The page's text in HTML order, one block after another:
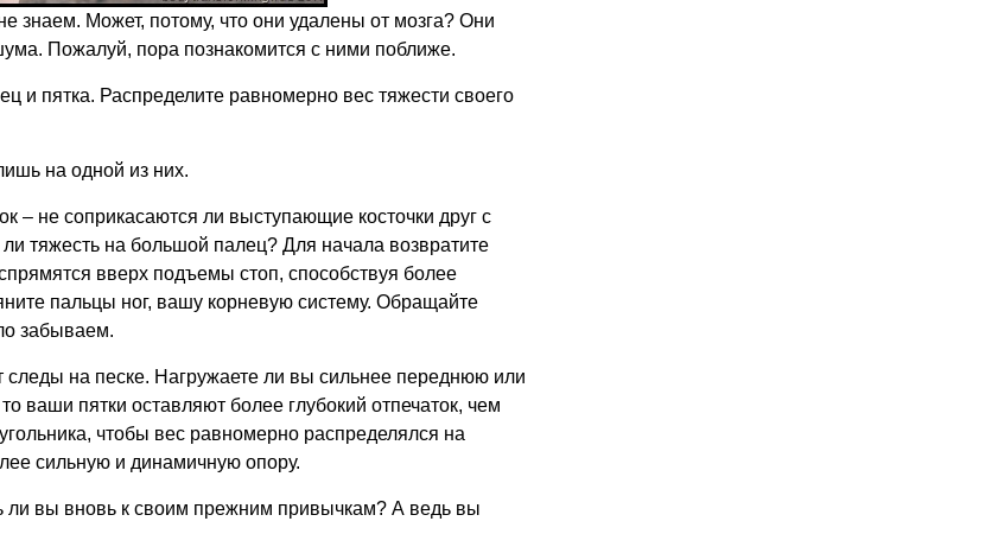
знаем. Может, потому, что они удалены от мозга? Они
Пожалуй, пора познакомится с ними поближе.
и пятка. Распределите равномерно вес тяжести своего
на одной из них.
– не соприкасаются ли выступающие косточки друг с
тяжесть на большой палец? Для начала возвратите
вверх подъемы стоп, способствуя более
пальцы ног, вашу корневую систему. Обращайте
забываем.
на песке. Нагружаете ли вы сильнее переднюю или
ваши пятки оставляют более глубокий отпечаток, чем
чтобы вес равномерно распределялся на
сильную и динамичную опору.
ли вы вновь к своим прежним привычкам? А ведь вы